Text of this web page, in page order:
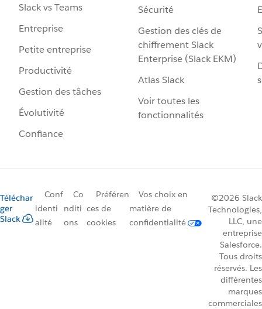
Slack vs Teams
Entreprise
Petite entreprise
Productivité
Gestion des tâches
Évolutivité
Confiance
Sécurité
Gestion des clés de
chiffrement Slack
Enterprise (Slack EKM)
Atlas Slack
Voir toutes les
fonctionnalités
Téléchar
ger
Slack
Conf
identi
alité
Co
nditi
ons
Préféren
ces de
cookies
Vos choix en
matière de
confidentialité
©2026 Slack
Technologies,
LLC, une
entreprise
Salesforce.
Tous droits
réservés. Les
différentes
marques
commerciales